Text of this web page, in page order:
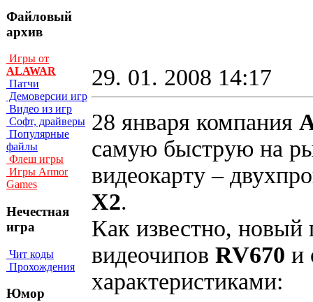
Файловый
архив
Игры от
ALAWAR
Патчи
Демоверсии игр
Видео из игр
Софт, драйверы
Популярные
файлы
Флеш игры
Игры Armor
Games
Нечестная
игра
Чит коды
Прохождения
Юмор
29. 01. 2008 14:17
28 января компания
самую быструю на
видеокарту –
X2.
Как известно, новый
видеочипов RV670 и
характеристиками: